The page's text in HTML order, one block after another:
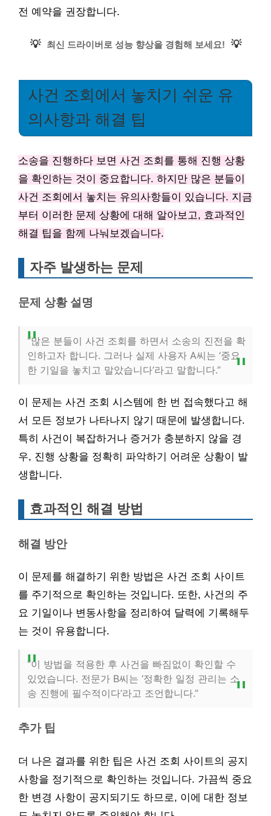
전 예약을 권장합니다.
💡 최신 드라이버로 성능 향상을 경험해 보세요! 💡
사건 조회에서 놓치기 쉬운 유
의사항과 해결 팁
소송을 진행하다 보면 사건 조회를 통해 진행 상황
을 확인하는 것이 중요합니다. 하지만 많은 분들이
사건 조회에서 놓치는 유의사항들이 있습니다. 지금
부터 이러한 문제 상황에 대해 알아보고, 효과적인
해결 팁을 함께 나눠보겠습니다.
자주 발생하는 문제
문제 상황 설명
“많은 분들이 사건 조회를 하면서 소송의 진전을 확
인하고자 합니다. 그러나 실제 사용자 A씨는 ‘중요
한 기일을 놓치고 말았습니다’라고 말합니다.”
이 문제는 사건 조회 시스템에 한 번 접속했다고 해
서 모든 정보가 나타나지 않기 때문에 발생합니다.
특히 사건이 복잡하거나 증거가 충분하지 않을 경
우, 진행 상황을 정확히 파악하기 어려운 상황이 발
생합니다.
효과적인 해결 방법
해결 방안
이 문제를 해결하기 위한 방법은 사건 조회 사이트
를 주기적으로 확인하는 것입니다. 또한, 사건의 주
요 기일이나 변동사항을 정리하여 달력에 기록해두
는 것이 유용합니다.
“이 방법을 적용한 후 사건을 빠짐없이 확인할 수
있었습니다. 전문가 B씨는 ‘정확한 일정 관리는 소
송 진행에 필수적이다’라고 조언합니다.”
추가 팁
더 나은 결과를 위한 팁은 사건 조회 사이트의 공지
사항을 정기적으로 확인하는 것입니다. 가끔씩 중요
한 변경 사항이 공지되기도 하므로, 이에 대한 정보